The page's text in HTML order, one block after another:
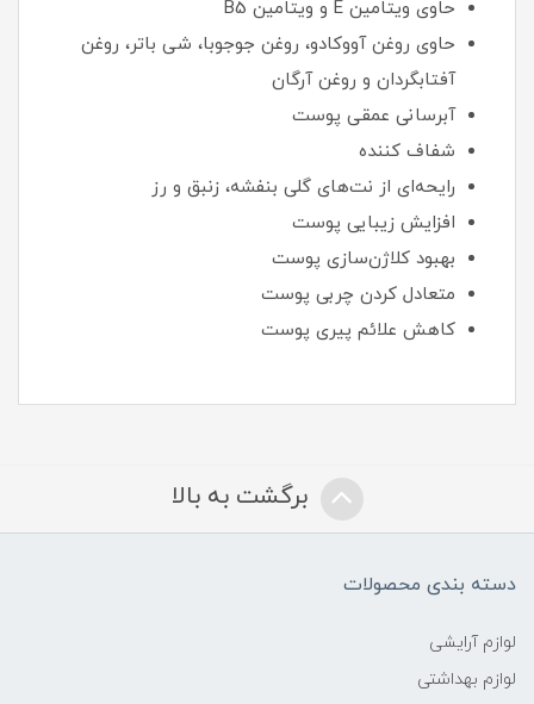
حاوی ویتامین E و ویتامین B5
حاوی روغن آووکادو، روغن جوجوبا، شی باتر، روغن
آفتابگردان و روغن آرگان
آبرسانی عمقی پوست
شفاف کننده
رایحه‌ای از نت‌های گلی بنفشه، زنبق و رز
افزایش زیبایی پوست
بهبود کلاژن‌سازی پوست
متعادل کردن چربی پوست
کاهش علائم پیری پوست
برگشت به بالا
دسته بندی محصولات
لوازم آرایشی
لوازم بهداشتی